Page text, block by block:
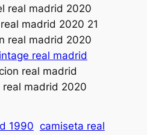
1990 camiseta real